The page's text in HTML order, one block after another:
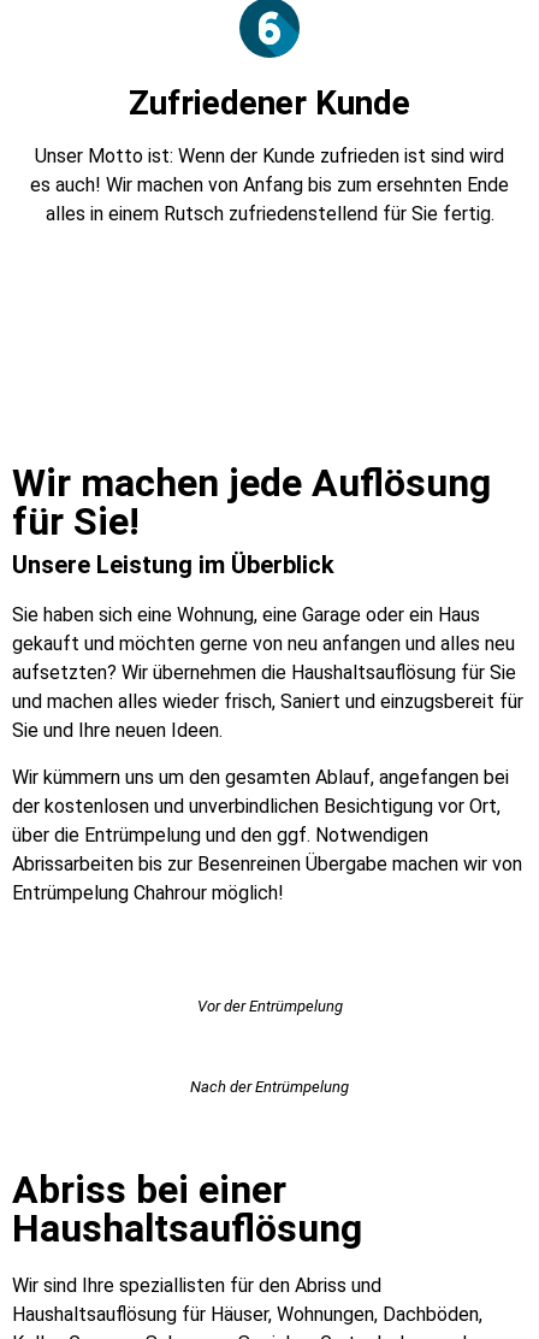
Zufriedener Kunde
Unser Motto ist: Wenn der Kunde zufrieden ist sind wird
es auch! Wir machen von Anfang bis zum ersehnten Ende
alles in einem Rutsch zufriedenstellend für Sie fertig.
Wir machen jede Auflösung
für Sie!​
Unsere Leistung im Überblick
Sie haben sich eine Wohnung, eine Garage oder ein Haus
gekauft und möchten gerne von neu anfangen und alles neu
aufsetzten? Wir übernehmen die Haushaltsauflösung für Sie
und machen alles wieder frisch, Saniert und einzugsbereit für
Sie und Ihre neuen Ideen.
Wir kümmern uns um den gesamten Ablauf, angefangen bei
der kostenlosen und unverbindlichen Besichtigung vor Ort,
über die Entrümpelung und den ggf. Notwendigen
Abrissarbeiten bis zur Besenreinen Übergabe machen wir von
Entrümpelung Chahrour möglich!
Vor der Entrümpelung
Nach der Entrümpelung
Abriss bei einer
Haushaltsauflösung
Wir sind Ihre speziallisten für den Abriss und
Haushaltsauflösung für Häuser, Wohnungen, Dachböden,